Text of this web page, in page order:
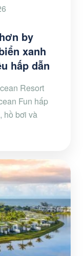
by
xanh
hấp dẫn
Resort
Fun hấp
hồ bơi và